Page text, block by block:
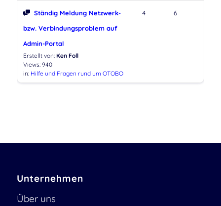
Ständig Meldung Netzwerk-
bzw. Verbindungsproblem auf
Admin-Portal
Erstellt von: Ken Foll
Views: 940
in: Hilfe und Fragen rund um OTOBO
4 6
Unternehmen
Über uns